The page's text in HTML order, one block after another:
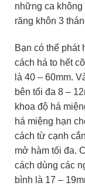
những ca
răng khôn 3
Bạn có thể phát
cách há to hết
là 40 – 60mm.
bên tối đa 8 –
khoa độ há
há miệng hạn
cách từ cạnh
mở hàm tối đa.
cách dùng các
bình là 17 –